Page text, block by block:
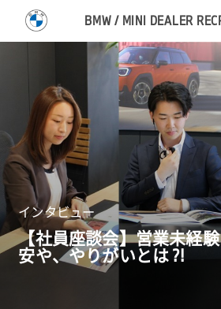
BMW / MINI DEALER
インタビュー
【社員座談会】営業未経
安や、やりがいとは ?!